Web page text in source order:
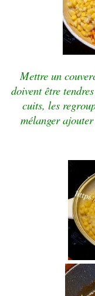
Mettre un
doivent être
cuits, les
mélanger